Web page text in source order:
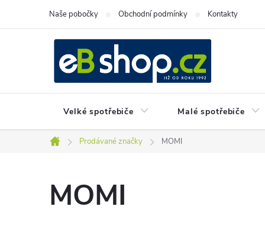
Naše pobočky Obchodní podmínky Kontakty
Velké spotřebiče Malé spotřebiče
Domů
Prodávané značky MOMI
MOMI